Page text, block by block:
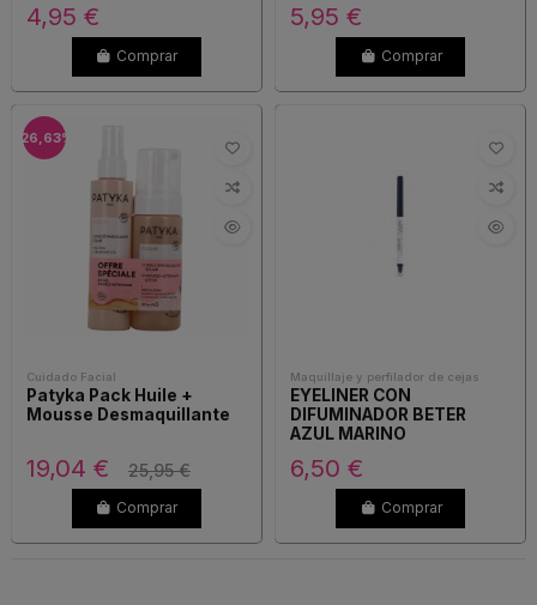
4,95 €
Comprar
5,95 €
Comprar
-26,63%
Cuidado Facial
Patyka Pack Huile +
Mousse Desmaquillante
19,04 € 25,95 €
Comprar
Maquillaje y perfilador de cejas
EYELINER CON
DIFUMINADOR BETER
AZUL MARINO
6,50 €
Comprar